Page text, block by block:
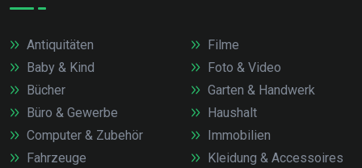
Antiquitäten
Baby & Kind
Bücher
Büro & Gewerbe
Computer & Zubehör
Fahrzeuge
Filme
Foto & Video
Garten & Handwerk
Haushalt
Immobilien
Kleidung & Accessoires